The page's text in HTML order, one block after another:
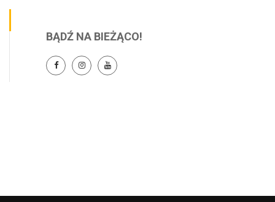
BĄDŹ NA BIEŻĄCO!